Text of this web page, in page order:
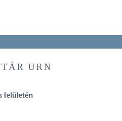
URN
felületén